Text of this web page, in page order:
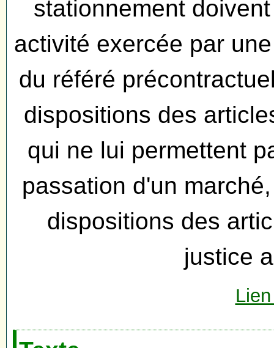
stationnement
activité exercée par
du référé
dispositions des
qui ne lui permettent
passation d'un
dispositions des
justice